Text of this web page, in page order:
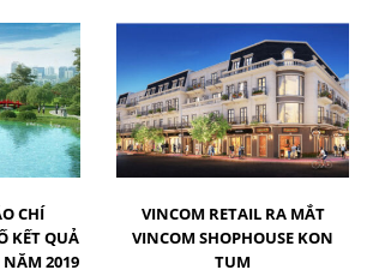
CHÍ
KẾT QUẢ
2019
VINCOM RETAIL RA MẮT
VINCOM SHOPHOUSE KON
TUM